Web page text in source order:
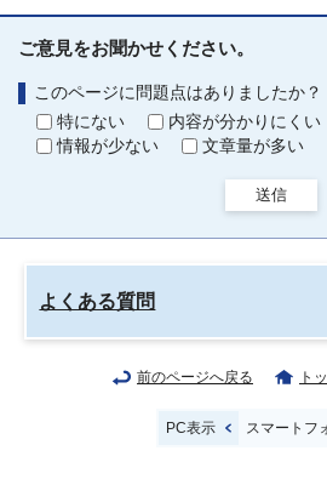
ご意見をお聞かせください。
このページに問題点はありましたか？
特にない
内容が分かりにくい
情報が少ない
文章量が多い
送信
よくある質問
前のページへ戻る ト
PC表示 スマートフ